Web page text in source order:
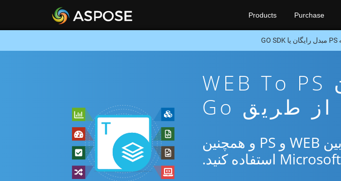
Products Purchase
برنامه تبدیل آنلاین رایگان WEB To PS
از طریق Go
از برنامه رایگان آنلاین یا Go SDK برای تبدیل بین WEB و PS و همچنین